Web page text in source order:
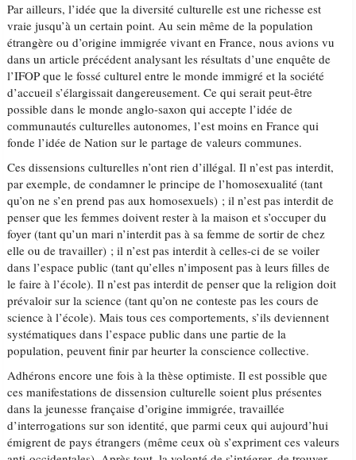
Par ailleurs, l’idée que la diversité culturelle est une richesse est
vraie jusqu’à un certain point. Au sein même de la population
étrangère ou d’origine immigrée vivant en France, nous avions vu
dans un article précédent analysant les résultats d’une enquête de
l’IFOP que le fossé culturel entre le monde immigré et la société
d’accueil s’élargissait dangereusement. Ce qui serait peut-être
possible dans le monde anglo-saxon qui accepte l’idée de
communautés culturelles autonomes, l’est moins en France qui
fonde l’idée de Nation sur le partage de valeurs communes.
Ces dissensions culturelles n’ont rien d’illégal. Il n’est pas interdit,
par exemple, de condamner le principe de l’homosexualité (tant
qu’on ne s’en prend pas aux homosexuels) ; il n’est pas interdit de
penser que les femmes doivent rester à la maison et s’occuper du
foyer (tant qu’un mari n’interdit pas à sa femme de sortir de chez
elle ou de travailler) ; il n’est pas interdit à celles-ci de se voiler
dans l’espace public (tant qu’elles n’imposent pas à leurs filles de
le faire à l’école). Il n’est pas interdit de penser que la religion doit
prévaloir sur la science (tant qu’on ne conteste pas les cours de
science à l’école). Mais tous ces comportements, s’ils deviennent
systématiques dans l’espace public dans une partie de la
population, peuvent finir par heurter la conscience collective.
Adhérons encore une fois à la thèse optimiste. Il est possible que
ces manifestations de dissension culturelle soient plus présentes
dans la jeunesse française d’origine immigrée, travaillée
d’interrogations sur son identité, que parmi ceux qui aujourd’hui
émigrent de pays étrangers (même ceux où s’expriment ces valeurs